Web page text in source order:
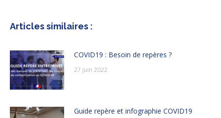
Articles similaires :
COVID19 : Besoin de repères ?
27 juin 2022
Guide repère et infographie COVID19